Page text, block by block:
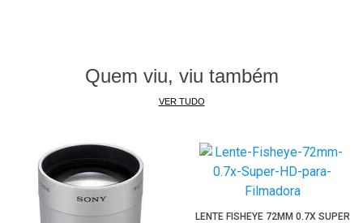
Quem viu, viu também
VER TUDO
LENTE FISHEYE 72MM 0.7X SUPER